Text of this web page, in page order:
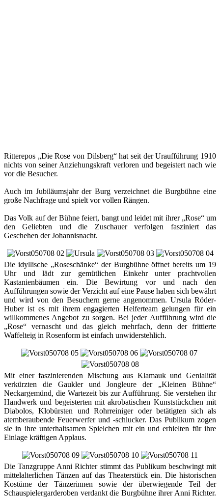
Ritterepos „Die Rose von Dilsberg“ hat seit der Uraufführung 1910
nichts von seiner Anziehungskraft verloren und begeistert nach wie
vor die Besucher.
Auch im Jubiläumsjahr der Burg verzeichnet die Burgbühne eine
große Nachfrage und spielt vor vollen Rängen.
Das Volk auf der Bühne feiert, bangt und leidet mit ihrer „Rose“ um
den Geliebten und die Zuschauer verfolgen fasziniert das
Geschehen der Johannisnacht.
Die idyllische „Roseschänke“ der Burgbühne öffnet bereits um 19
Uhr und lädt zur gemütlichen Einkehr unter prachtvollen
Kastanienbäumen ein. Die Bewirtung vor und nach den
Aufführungen sowie der Verzicht auf eine Pause haben sich bewährt
und wird von den Besuchern gerne angenommen. Ursula Röder-
Huber ist es mit ihrem engagierten Helferteam gelungen für ein
willkommenes Angebot zu sorgen. Bei jeder Aufführung wird die
„Rose“ vernascht und das gleich mehrfach, denn der frittierte
Waffelteig in Rosenform ist einfach unwiderstehlich.
Mit einer faszinierenden Mischung aus Klamauk und Genialität
verkürzten die Gaukler und Jongleure der „Kleinen Bühne“
Neckargemünd, die Wartezeit bis zur Aufführung. Sie verstehen ihr
Handwerk und begeisterten mit akrobatischen Kunststückchen mit
Diabolos, Klobürsten und Rohrreiniger oder betätigten sich als
atemberaubende Feuerwerfer und -schlucker. Das Publikum zogen
sie in ihre unterhaltsamen Spielchen mit ein und erhielten für ihre
Einlage kräftigen Applaus.
Die Tanzgruppe Anni Richter stimmt das Publikum beschwingt mit
mittelalterlichen Tänzen auf das Theaterstück ein. Die historischen
Kostüme der Tänzerinnen sowie der überwiegende Teil der
Schauspielergarderoben verdankt die Burgbühne ihrer Anni Richter.